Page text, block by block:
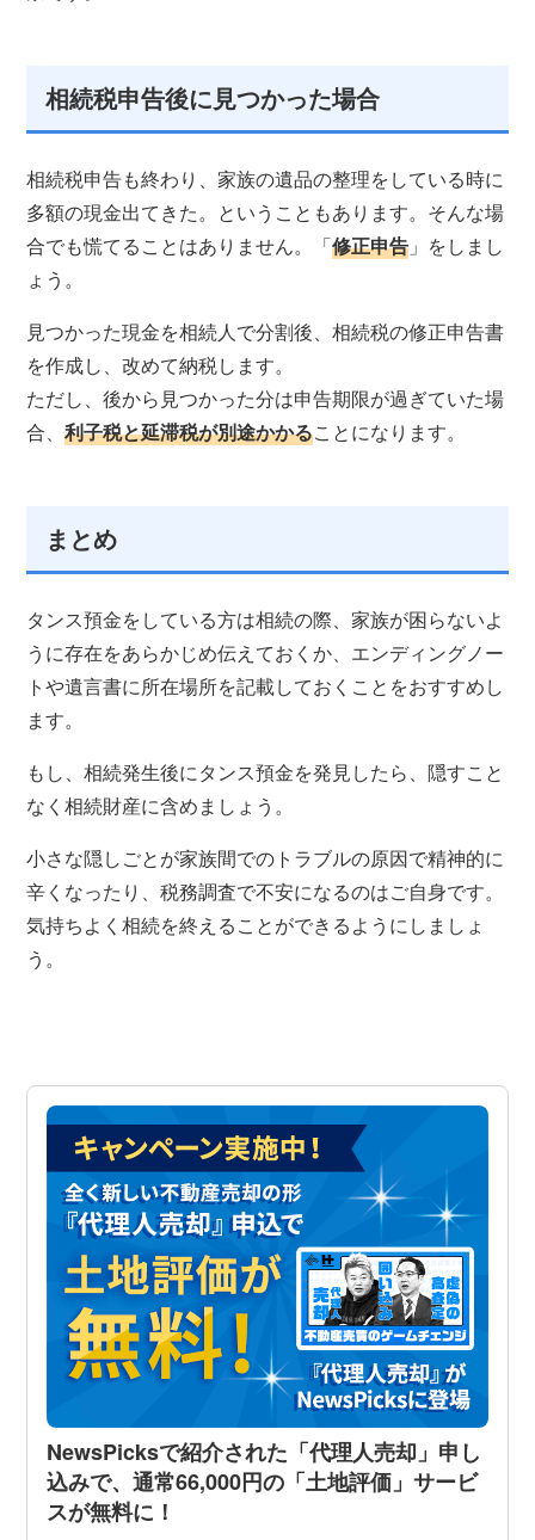
相続税申告後に見つかった場合
相続税申告も終わり、家族の遺品の整理をしている時に
多額の現金出てきた。ということもあります。そんな場
合でも慌てることはありません。「修正申告 」をしまし
ょう。
見つかった現金を相続人で分割後、相続税の修正申告書
を作成し、改めて納税します。
ただし、後から見つかった分は申告期限が過ぎていた場
合、利子税と延滞税が別途かかることになります。
まとめ
タンス預金をしている方は相続の際、家族が困らないよ
うに存在をあらかじめ伝えておくか、エンディングノー
トや遺言書に所在場所を記載しておくことをおすすめし
ます。
もし、相続発生後にタンス預金を発見したら、隠すこと
なく相続財産に含めましょう。
小さな隠しごとが家族間でのトラブルの原因で精神的に
辛くなったり、税務調査で不安になるのはご自身です。
気持ちよく相続を終えることができるようにしましょ
う。
NewsPicksで紹介された「代理人売却」申し
込みで、通常66,000円の「土地評価」サービ
スが無料に！